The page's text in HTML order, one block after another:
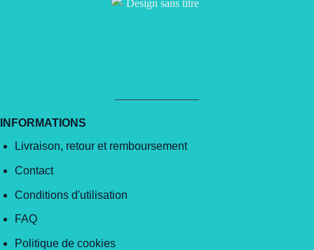
INFORMATIONS
Livraison, retour et remboursement
Contact
Conditions d'utilisation
FAQ
Politique de cookies